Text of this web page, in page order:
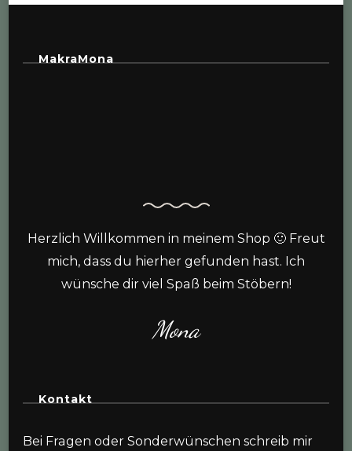
MakraMona
Herzlich Willkommen in meinem Shop 🙂 Freut
mich, dass du hierher gefunden hast. Ich
wünsche dir viel Spaß beim Stöbern!
Mona
Kontakt
Bei Fragen oder Sonderwünschen schreib mir